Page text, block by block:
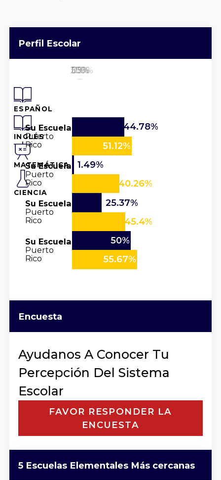
Perfil Escolar
ESPAÑOL
INGLÉS
MATEMÁTICA
CIENCIA
Su Escuela
Puerto
Rico
44.78%
51.12%
Su Escuela
Puerto
Rico
1.49%
40.26%
Su Escuela
Puerto
Rico
25.37%
45.4%
Su Escuela
Puerto
Rico
50%
55.67%
0%
25%
50%
75%
100%
Encuesta
Ayudanos A Conocer Tu
Percepción Del Sistema
Escolar
FAVOR RESPONDER LA
ENCUESTA
5 Escuelas Elementales Más cercanas